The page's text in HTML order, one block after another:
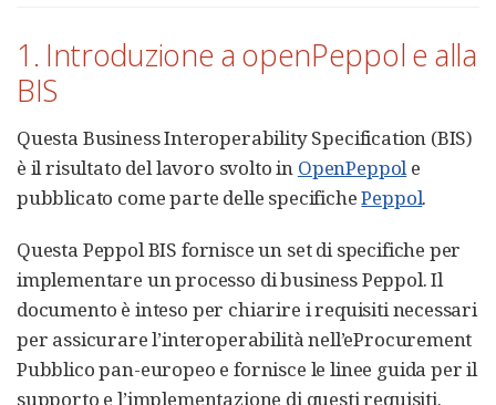
1. Introduzione a openPeppol e alla
BIS
Questa Business Interoperability Specification (BIS)
è il risultato del lavoro svolto in OpenPeppole
pubblicato come parte delle specifichePeppol.
Questa Peppol BIS fornisce un set di specifiche per
implementare un processo di business Peppol. Il
documento è inteso per chiarire i requisiti necessari
per assicurare l’interoperabilità nell’eProcurement
Pubblico pan-europeo e fornisce le linee guida per il
supporto e l’implementazione di questi requisiti.